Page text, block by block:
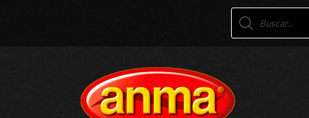
Products
search